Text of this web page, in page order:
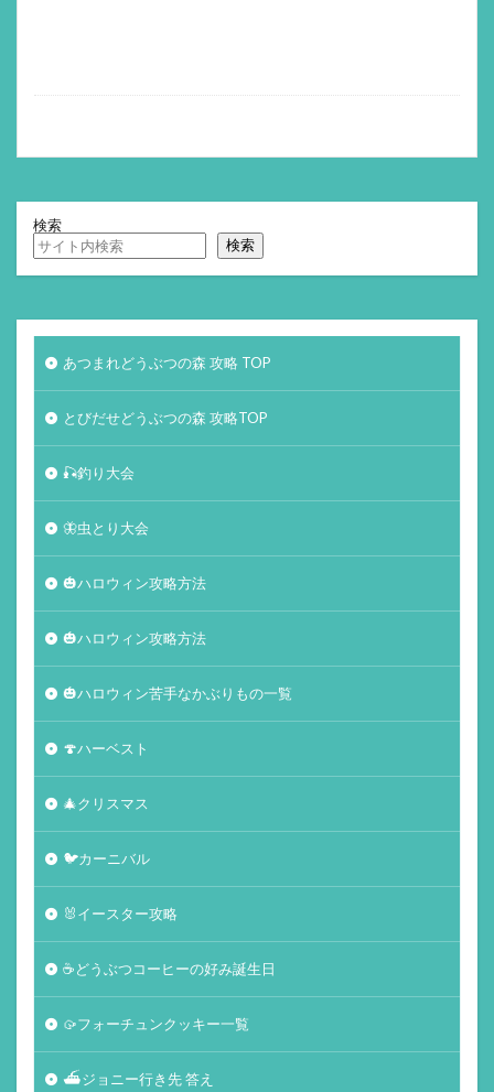
検索
検索
あつまれどうぶつの森 攻略 TOP
とびだせどうぶつの森 攻略TOP
🎣釣り大会
🦋虫とり大会
🎃ハロウィン攻略方法
🎃ハロウィン攻略方法
🎃ハロウィン苦手なかぶりもの一覧
🍄ハーベスト
🎄クリスマス
🐦カーニバル
🐰イースター攻略
☕️どうぶつコーヒーの好み誕生日
🥠フォーチュンクッキー一覧
⛴ジョニー行き先 答え